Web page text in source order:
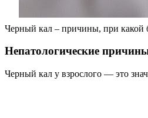
Черный кал – причины, при какой
Непатологические
Черный кал у взрослого — это